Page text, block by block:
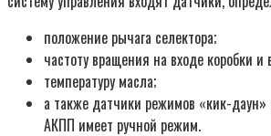
положение рычага селектора;
частоту вращения на входе коробки и
температуру масла;
а также датчики режимов «кик-
АКПП имеет ручной режим.